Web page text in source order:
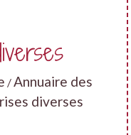
/Annuaire des
diverses